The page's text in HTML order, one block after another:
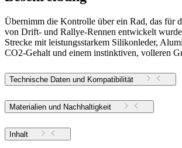
Übernimm die Kontrolle über ein Rad, das für
von Drift- und Rallye-Rennen entwickelt
Strecke mit leistungsstarkem Silikonleder,
CO2-Gehalt und einem instinktiven, volleren
Technische Daten und Kompatibilität
Materialien und Nachhaltigkeit
Inhalt